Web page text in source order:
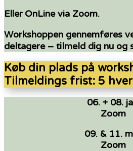
Eller OnLine via Zoom.
Workshoppen gennemføres
deltagere – tilmeld dig nu og
Køb din plads på
Tilmeldings frist: 5
06. + 08.
Zoom
09. & 11.
Zoom